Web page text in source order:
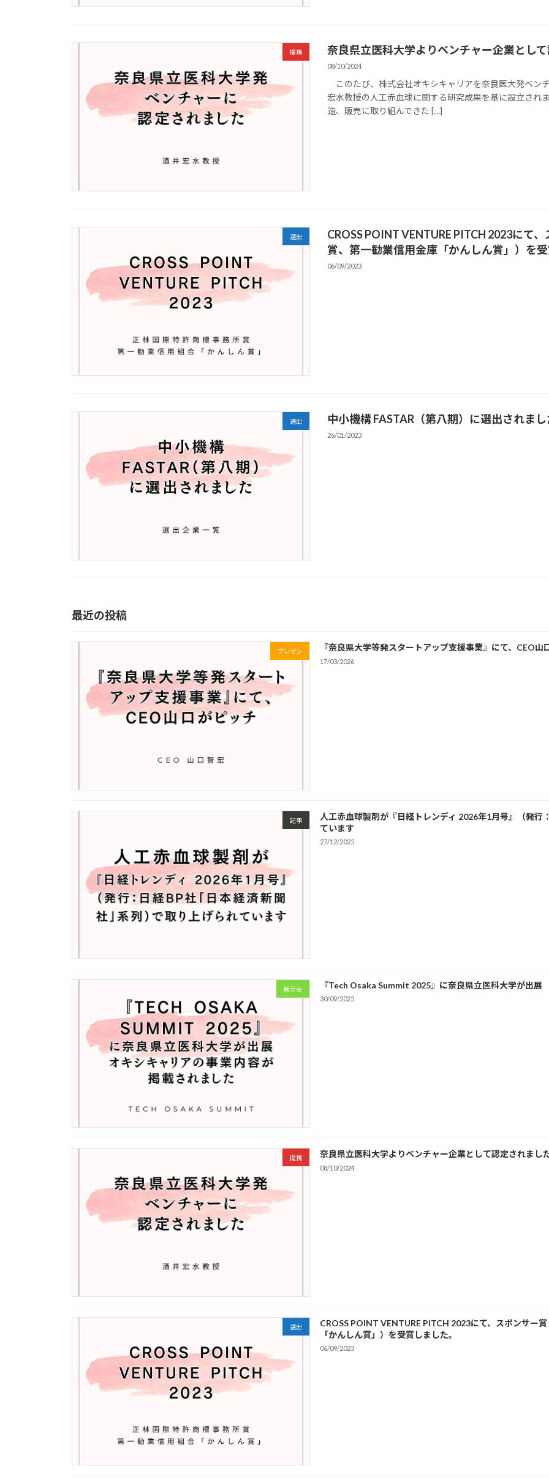
提携 奈良県立医科大学よりベンチャー企業として
08/10/2024
このたび、株式会社オキシキャリアを奈良医大発ベン
宏水教授の人工赤血球に関する研究成果を基に設立され
造、販売に取り組んできた […]
選出
CROSS POINT VENTURE PITCH 2023にて
賞、第一勧業信用金庫「かんしん賞」）を受
06/09/2023
選出 中小機構 FASTAR（第八期）に選出されまし
26/01/2023
最近の投稿
プレゼン 『奈良県大学等発スタートアップ支援事業』にて、CEO山
17/03/2026
記事
人工赤血球製剤が『日経トレンディ 2026年1月号』（発
ています
27/12/2025
展示会 『Tech Osaka Summit 2025』に奈良県立医科大学が出
30/09/2025
提携 奈良県立医科大学よりベンチャー企業として認定されました
08/10/2024
選出
CROSS POINT VENTURE PITCH 2023にて、スポンサー
「かんしん賞」）を受賞しました。
06/09/2023